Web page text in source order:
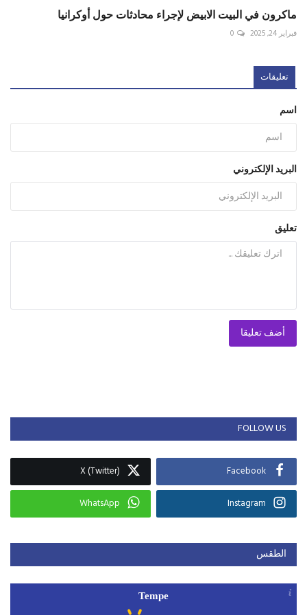
ماكرون في البيت الابيض لإجراء محادثات حول أوكرانيا
فبراير 24, 2025 0
تعليقات
اسم
البريد الإلكتروني
تعليق
أضف تعليقا
FOLLOW US
Facebook
X (Twitter)
Instagram
WhatsApp
الطقس
Tempe